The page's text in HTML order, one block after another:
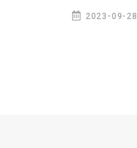
2023-09-28